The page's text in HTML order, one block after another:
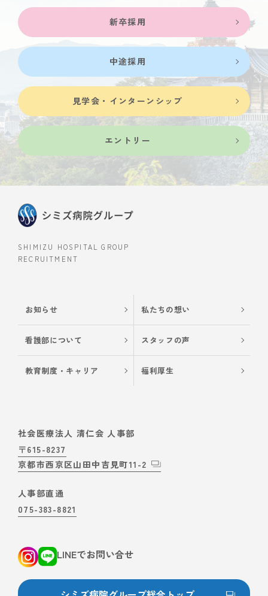
新卒採用
中途採用
見学会・インターンシップ
エントリー
SHIMIZU HOSPITAL GROUP
RECRUITMENT
お知らせ 私たちの想い
看護部について スタッフの声
教育制度・キャリア 福利厚生
社会医療法人 清仁会 人事部
〒615-8237
京都市西京区山田中吉見町11-2
人事部直通
075-383-8821
LINEでお問い合せ